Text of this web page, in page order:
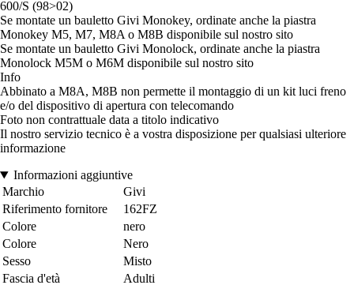
600/S (98>02)
Se montate un bauletto Givi Monokey, ordinate anche la piastra
Monokey M5, M7, M8A o M8B disponibile sul nostro sito
Se montate un bauletto Givi Monolock, ordinate anche la piastra
Monolock M5M o M6M disponibile sul nostro sito
Info
Abbinato a M8A, M8B non permette il montaggio di un kit luci freno
e/o del dispositivo di apertura con telecomando
Foto non contrattuale data a titolo indicativo
Il nostro servizio tecnico è a vostra disposizione per qualsiasi ulteriore
informazione
Informazioni aggiuntive
Marchio
Givi
Riferimento fornitore
162FZ
Colore
nero
Colore
Nero
Sesso
Misto
Fascia d'età
Adulti